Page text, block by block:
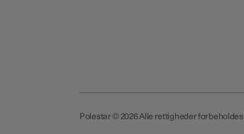
Polestar © 2026 Alle rettigheder forbeholdes